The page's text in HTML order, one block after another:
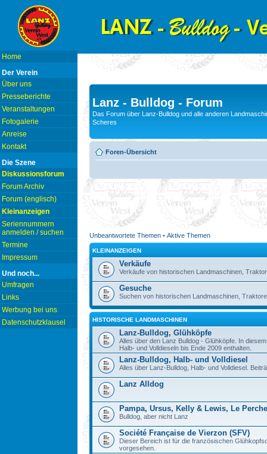
Home
Der Verein
Über uns
Presseberichte
Veranstaltungen
Fotogalerie
Anreise
Kontakt
Die Szene
Diskussionsforum
Forum Archiv
Forum (englisch)
Kleinanzeigen
Seriennummern
anmelden / suchen
Termine
Impressum
Und noch...
Umfragen
Links
Werbung bei uns
Datenschutzklausel
Lanz - Bulldog - Forum
Das Forum über Lanz-Bulldog und alle anderen
Scheres
Foren-Übersicht
Unbeantwortete Themen • Aktive Themen
KLEINANZEIGEN
Verkäufe
Verkäufe von historischen Landmaschinen,
Gesuche
Suchen von historischen Landmaschinen,
HISTORISCHE LANDMASCHINEN
Lanz-Bulldog, Glühköpfe
Alles über den Lanz Bulldog - Glühköpfe. In
Halb- und Volldieseln bis Ende 2009 enthalten.
Lanz-Bulldog, Halb- und Volldiesel
Alles über Lanz-Bulldog, Halb- und Volldiesel.
Lanz Alldog
Pampa, Ursus, Kelly & Lewis, Le
Bulldog, aber nicht Lanz
Société Française de Vierzon (SFV)
Dieser Bereich ist für die französischen
vorgesehen.